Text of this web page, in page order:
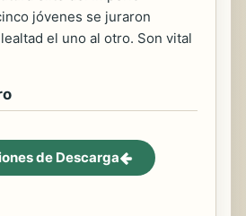
jóvenes se juraron
el uno al otro. Son vital
de Descarga